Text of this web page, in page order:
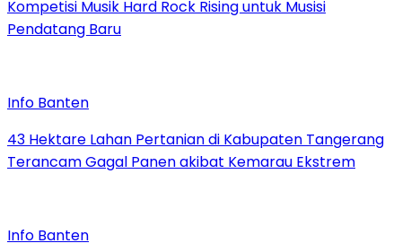
Kompetisi Musik Hard Rock Rising untuk Musisi
Pendatang Baru
Info Banten
43 Hektare Lahan Pertanian di Kabupaten Tangerang
Terancam Gagal Panen akibat Kemarau Ekstrem
Info Banten